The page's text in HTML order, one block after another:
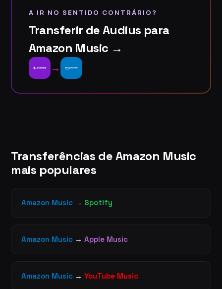
A IR NO SENTIDO CONTRÁRIO?
Transferir de Audius para
Amazon Music →
→
Transferências de Amazon Music
mais populares
Amazon Music → Spotify
Amazon Music → Apple Music
Amazon Music → YouTube Music